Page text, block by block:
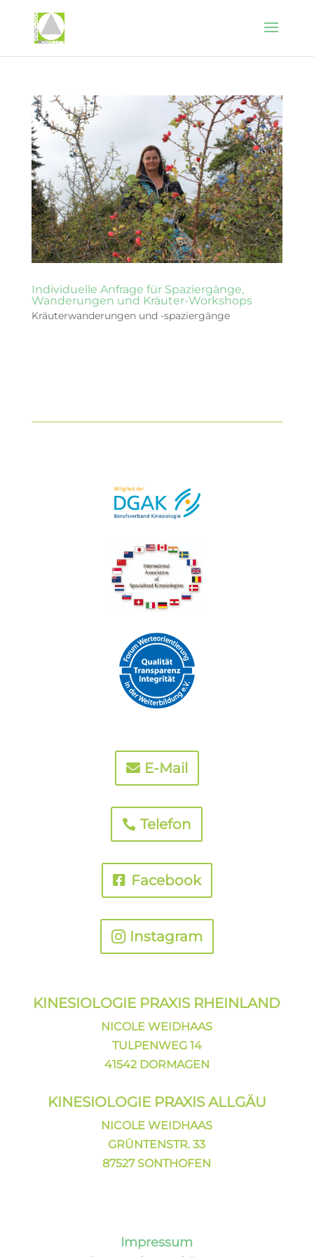
Individuelle Anfrage für Spaziergänge,
Wanderungen und Kräuter-Workshops
Kräuterwanderungen und -spaziergänge
E-Mail
Telefon
Facebook
Instagram
KINESIOLOGIE PRAXIS RHEINLAND
NICOLE WEIDHAAS
TULPENWEG 14
41542 DORMAGEN
KINESIOLOGIE PRAXIS ALLGÄU
NICOLE WEIDHAAS
GRÜNTENSTR. 33
87527 SONTHOFEN
Impressum